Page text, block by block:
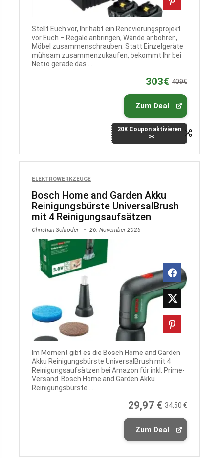
Stellt Euch vor, Ihr habt ein Renovierungsprojekt
vor Euch – Regale anbringen, Wände anbohren,
Möbel zusammenschrauben. Statt Einzelgeräte
mühsam zusammenzukaufen, bekommt Ihr bei
Netto gerade das ...
303€ 409€
Zum Deal
20€ Coupon aktivieren
ELEKTROWERKZEUGE
Bosch Home and Garden Akku
Reinigungsbürste UniversalBrush
mit 4 Reinigungsaufsätzen
Christian Schröder 26. November 2025
Im Moment gibt es die Bosch Home and Garden
Akku Reinigungsbürste UniversalBrush mit 4
Reinigungsaufsätzen bei Amazon für inkl. Prime-
Versand. Bosch Home and Garden Akku
Reinigungsbürste ...
29,97 € 34,50 €
Zum Deal